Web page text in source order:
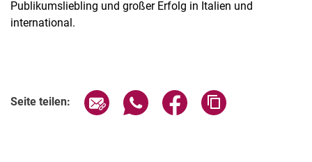
Publikumsliebling und großer Erfolg in Italien und
international.
Seite teilen: Seite über E-Mail teilen
Seite über WhatsApp teilen
Seite über Facebook